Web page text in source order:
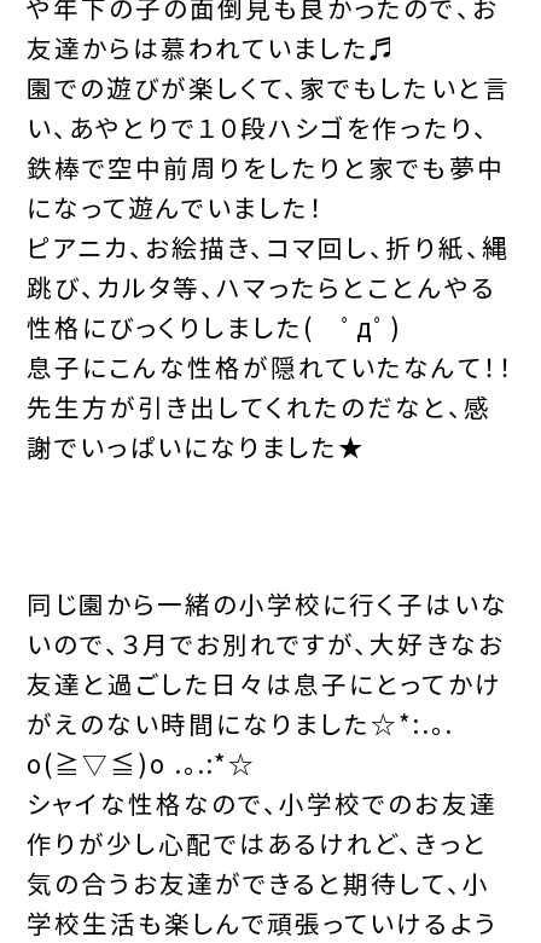
友達からは慕われていました♬
園での遊びが楽しくて、家でもしたいと言
い、あやとりで１０段ハシゴを作ったり、
鉄棒で空中前周りをしたりと家でも夢中
になって遊んでいました！
ピアニカ、お絵描き、コマ回し、折り紙、縄
跳び、カルタ等、ハマったらとことんやる
性格にびっくりしました( ﾟдﾟ)
息子にこんな性格が隠れていたなんて！！
先生方が引き出してくれたのだなと、感
謝でいっぱいになりました★
同じ園から一緒の小学校に行く子はいな
いので、３月でお別れですが、大好きなお
友達と過ごした日々は息子にとってかけ
がえのない時間になりました☆*:.｡.
o(≧▽≦)o .｡.:*☆
シャイな性格なので、小学校でのお友達
作りが少し心配ではあるけれど、きっと
気の合うお友達ができると期待して、小
学校生活も楽しんで頑張っていけるよう